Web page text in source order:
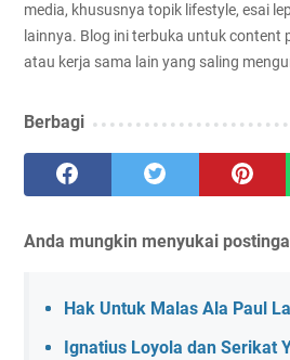
media, khususnya topik lifestyle, esai
lainnya. Blog ini terbuka untuk content
atau kerja sama lain yang saling
Berbagi
Anda mungkin menyukai
Hak Untuk Malas Ala Paul
Ignatius Loyola dan Serikat